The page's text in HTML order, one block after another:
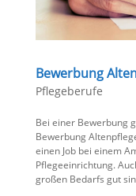
Bewerbung
Pflegeberufe
Bei einer Bewerbung
Bewerbung
einen Job bei einem
Pflegeeinrichtung.
großen Bedarfs gut